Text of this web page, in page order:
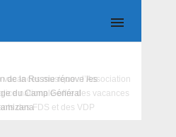
de la Russie rénove les
du Camp Général